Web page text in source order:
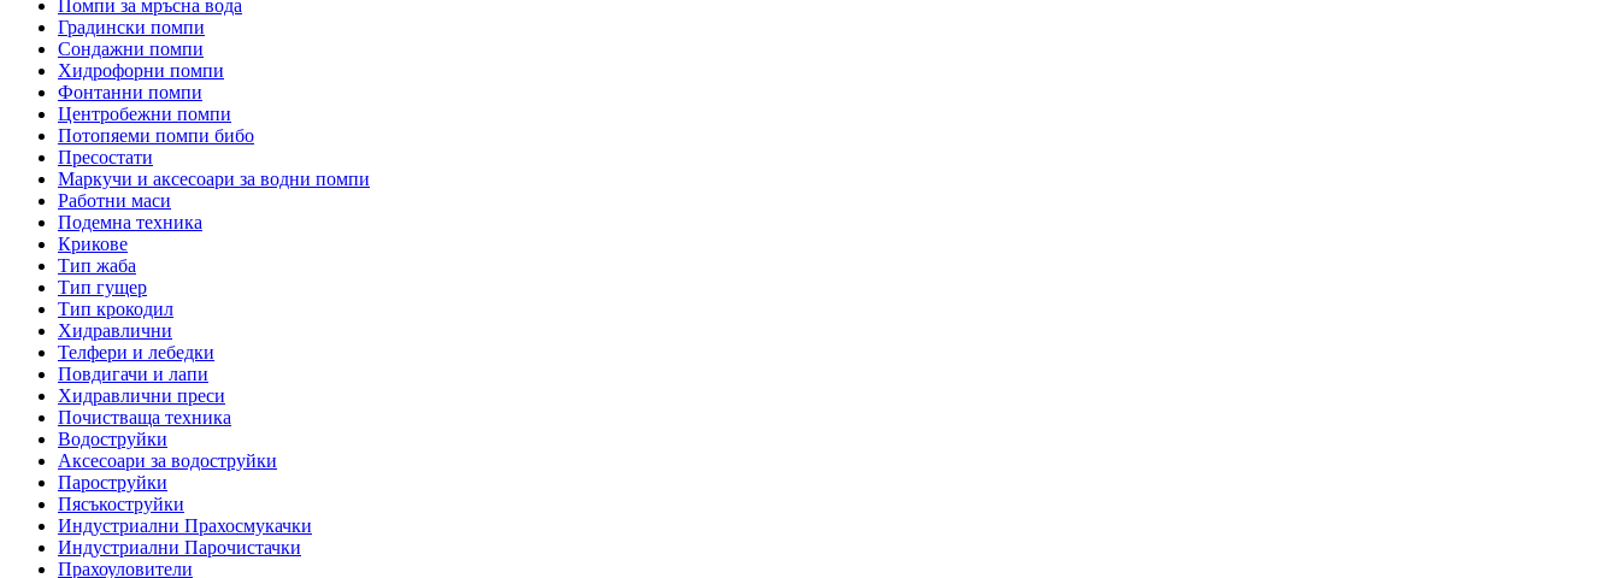
Помпи за мръсна вода
Градински помпи
Сондажни помпи
Хидрофорни помпи
Фонтанни помпи
Центробежни помпи
Потопяеми помпи бибо
Пресостати
Маркучи и аксесоари за водни помпи
Работни маси
Подемна техника
Крикове
Тип жаба
Тип гущер
Тип крокодил
Хидравлични
Телфери и лебедки
Повдигачи и лапи
Хидравлични преси
Почистваща техника
Водоструйки
Аксесоари за водоструйки
Пароструйки
Пясъкоструйки
Индустриални Прахосмукачки
Индустриални Парочистачки
Прахоуловители